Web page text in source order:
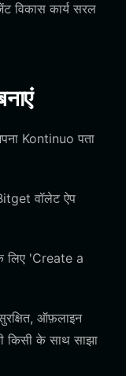
विकास कार्य सरल
Kontinuo पता
वॉलेट ऐप
लिए 'Create a
ऑफ़लाइन
किसी के साथ साझा